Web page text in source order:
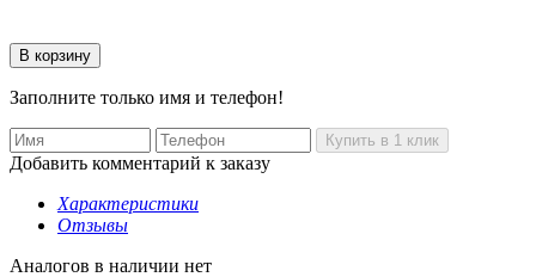
Заполните только имя и телефон!
Добавить комментарий к заказу
Характеристики
Отзывы
Аналогов в наличии нет